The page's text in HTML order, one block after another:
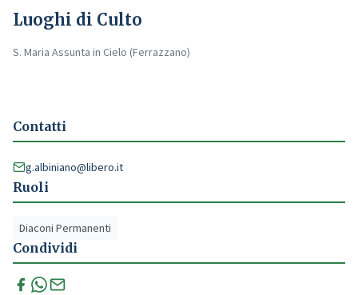
Luoghi di Culto
S. Maria Assunta in Cielo (Ferrazzano)
Contatti
g.albiniano@libero.it
Ruoli
Diaconi Permanenti
Condividi